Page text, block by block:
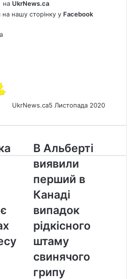
на UkrNews.ca
на нашу сторінку у Facebook
UkrNews.ca5 Листопада 2020
В
Альберті
виявили
перший
в
Канаді
випадок
рідкісного
штаму
грипу
В Альберті
виявили
перший в
Канаді
випадок
рідкісного
штаму
свинячого
грипу